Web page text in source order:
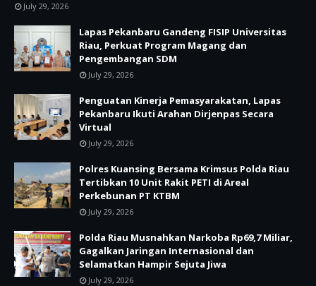
July 29, 2026
Lapas Pekanbaru Gandeng FISIP Universitas
Riau, Perkuat Program Magang dan
Pengembangan SDM
July 29, 2026
Penguatan Kinerja Pemasyarakatan, Lapas
Pekanbaru Ikuti Arahan Dirjenpas Secara
Virtual
July 29, 2026
Polres Kuansing Bersama Krimsus Polda Riau
Tertibkan 10 Unit Rakit PETI di Areal
Perkebunan PT KTBM
July 29, 2026
Polda Riau Musnahkan Narkoba Rp69,7 Miliar,
Gagalkan Jaringan Internasional dan
Selamatkan Hampir Sejuta Jiwa
July 29, 2026